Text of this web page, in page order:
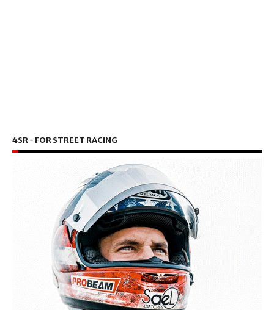
4SR - FOR STREET RACING